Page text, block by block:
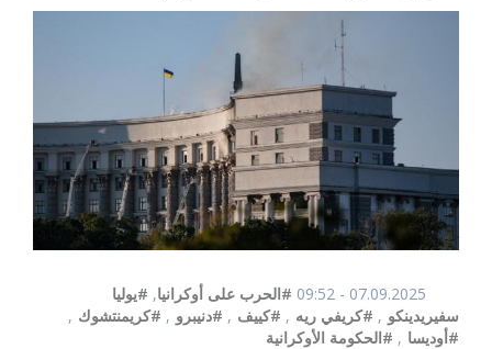
07.09.2025 - 09:52 #الحرب على أوكرانيا, #يوليا
سفيريدينكو , #كريفي ريه , #كييف , #دنيبرو , #كريمنتشوك ,
#أوديسا , #الحكومة الأوكرانية